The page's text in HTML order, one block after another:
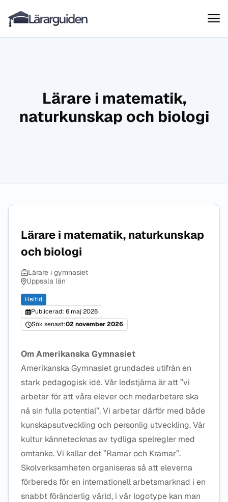
Hoppa till innehåll
Lärarguiden
Lärare i matematik,
naturkunskap och biologi
Lärare i matematik, naturkunskap
och biologi
Lärare i gymnasiet
Uppsala län
Heltid
Publicerad: 6 maj 2026
Sök senast:02 november 2026
Om Amerikanska Gymnasiet
Amerikanska Gymnasiet grundades utifrån en
stark pedagogisk idé. Vår ledstjärna är att ”vi
arbetar för att våra elever och medarbetare ska
nå sin fulla potential”. Vi arbetar därför med både
kunskapsutveckling och personlig utveckling. Vår
kultur kännetecknas av tydliga spelregler med
omtanke. Vi kallar det ”Ramar och Kramar”.
Skolverksamheten organiseras så att eleverna
förbereds för en internationell arbetsmarknad i en
snabbt föränderlig värld, i vår logotype kan man